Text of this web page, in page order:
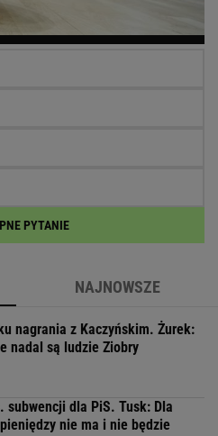
PYTANIE
NAJNOWSZE
nagrania z Kaczyńskim. Żurek:
nadal są ludzie Ziobry
subwencji dla PiS. Tusk: Dla
nie ma i nie będzie